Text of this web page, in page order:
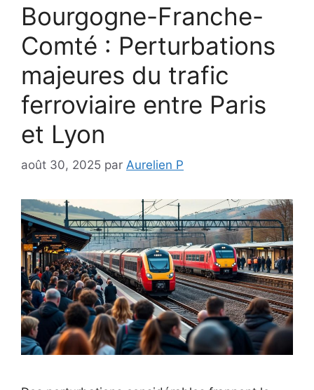
Bourgogne-Franche-
Comté : Perturbations
majeures du trafic
ferroviaire entre Paris
et Lyon
août 30, 2025 par Aurelien P